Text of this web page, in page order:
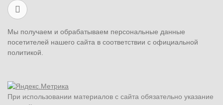
Мы получаем и обрабатываем персональные данные
посетителей нашего сайта в соответствии с официальной
политикой.
При использовании материалов с сайта обязательно указание